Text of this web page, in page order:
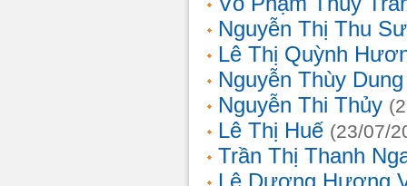
Nguyễn Thị Thu
Lê Thị Quỳnh
Nguyễn Thùy Dung
Nguyễn Thi Thủy
Lê Thị Huế (23/07/
Trần Thị Thanh
Lê Dương Hương